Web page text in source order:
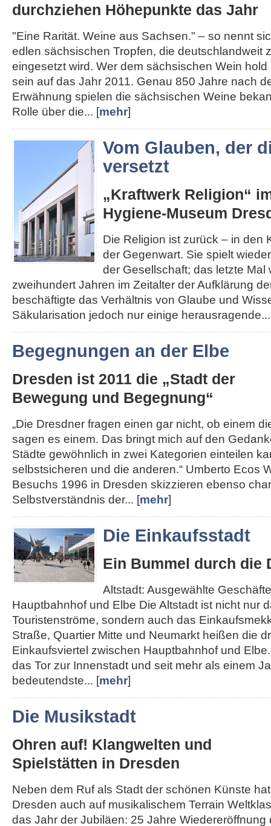
durchziehen Höhepunkte das Jahr
"Eine Rarität. Weine aus Sachsen." – so nennt
edlen sächsischen Tropfen, die deutschlandweit
eingesetzt wird. Wer dem sächsischen Wein
sein auf das Jahr 2011. Genau 850 Jahre nach
Erwähnung spielen die sächsischen Weine
Rolle über die... [mehr]
Vom Glauben, der
versetzt
„Kraftwerk Religion“
Hygiene-Museum
Die Religion ist zurück – in den
der Gegenwart. Sie spielt
der Gesellschaft; das letzte Mal
zweihundert Jahren im Zeitalter der Aufklärung
beschäftigte das Verhältnis von Glaube und
Säkularisation jedoch nur einige
Begegnungen an der Elbe
Dresden ist 2011 die „Stadt der
Bewegung und Begegnung“
„Die Dresdner fragen einen gar nicht, ob einem
sagen es einem. Das bringt mich auf den
Städte gewöhnlich in zwei Kategorien einteilen
selbstsicheren und die anderen.“ Umberto Ecos
Besuchs 1996 in Dresden skizzieren ebenso
Selbstverständnis der... [mehr]
Die Einkaufsstadt
Ein Bummel durch die
Altstadt: Ausgewählte
Hauptbahnhof und Elbe Die Altstadt ist nicht nur
Touristenströme, sondern auch das
Straße, Quartier Mitte und Neumarkt heißen die
Einkaufsviertel zwischen Hauptbahnhof und
das Tor zur Innenstadt und seit mehr als einem
bedeutendste... [mehr]
Die Musikstadt
Ohren auf! Klangwelten und
Spielstätten in Dresden
Neben dem Ruf als Stadt der schönen Künste hat
Dresden auch auf musikalischem Terrain
das Jahr der Jubiläen: 25 Jahre Wiedereröffnung